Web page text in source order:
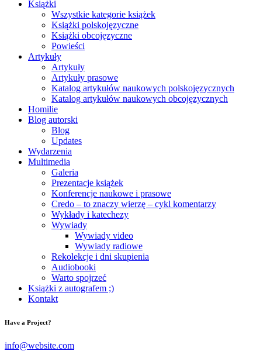
Książki
Wszystkie kategorie książek
Książki polskojęzyczne
Książki obcojęzyczne
Powieści
Artykuły
Artykuły
Artykuły prasowe
Katalog artykułów naukowych polskojęzycznych
Katalog artykułów naukowych obcojęzycznych
Homilie
Blog autorski
Blog
Updates
Wydarzenia
Multimedia
Galeria
Prezentacje książek
Konferencje naukowe i prasowe
Credo – to znaczy wierzę – cykl komentarzy
Wykłady i katechezy
Wywiady
Wywiady video
Wywiady radiowe
Rekolekcje i dni skupienia
Audiobooki
Warto spojrzeć
Książki z autografem ;)
Kontakt
Have a Project?
info@website.com